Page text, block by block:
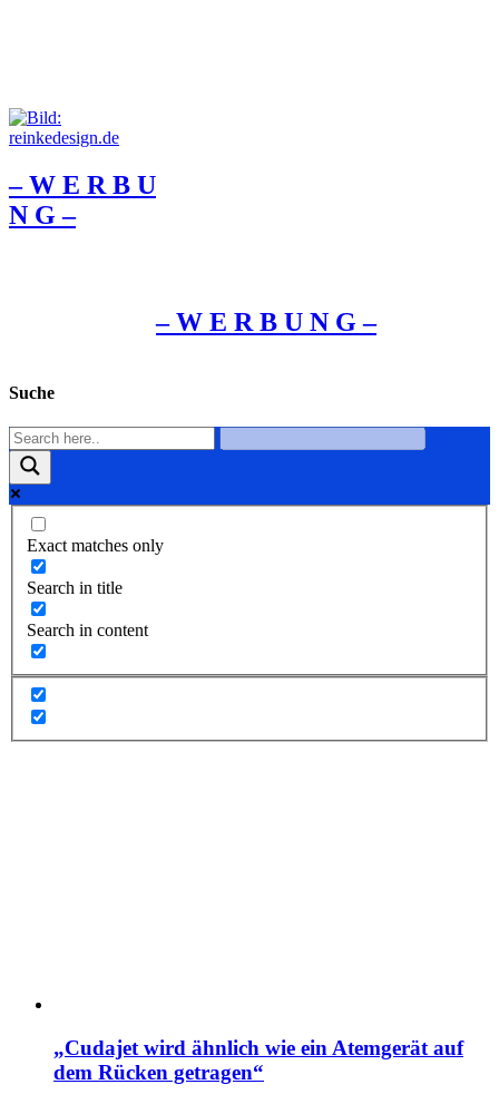
– W Ε R Β U
Ν G –
– W Ε R Β U Ν G –
Suche
Exact matches only
Search in title
Search in content
„Cudajet wird ähnlich wie ein Atemgerät auf
dem Rücken getragen“